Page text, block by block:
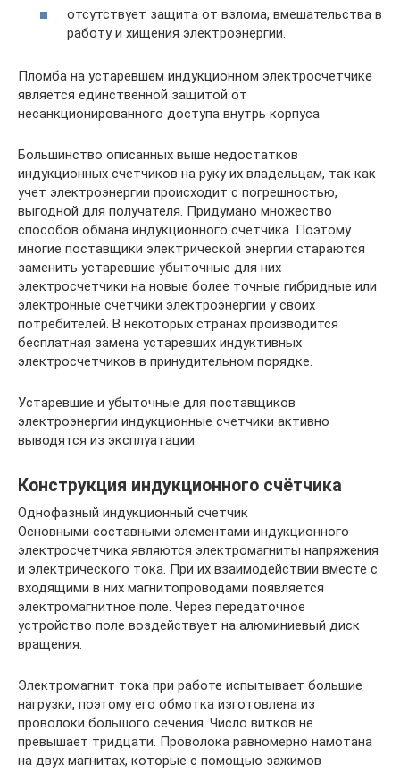
отсутствует защита от взлома, вмешательства в
работу и хищения электроэнергии.
Пломба на устаревшем индукционном электросчетчике
является единственной защитой от
несанкционированного доступа внутрь корпуса
Большинство описанных выше недостатков
индукционных счетчиков на руку их владельцам, так как
учет электроэнергии происходит с погрешностью,
выгодной для получателя. Придумано множество
способов обмана индукционного счетчика. Поэтому
многие поставщики электрической энергии стараются
заменить устаревшие убыточные для них
электросчетчики на новые более точные гибридные или
электронные счетчики электроэнергии у своих
потребителей. В некоторых странах производится
бесплатная замена устаревших индуктивных
электросчетчиков в принудительном порядке.
Устаревшие и убыточные для поставщиков
электроэнергии индукционные счетчики активно
выводятся из эксплуатации
Конструкция индукционного счётчика
Однофазный индукционный счетчик
Основными составными элементами индукционного
электросчетчика являются электромагниты напряжения
и электрического тока. При их взаимодействии вместе с
входящими в них магнитопроводами появляется
электромагнитное поле. Через передаточное
устройство поле воздействует на алюминиевый диск
вращения.
Электромагнит тока при работе испытывает большие
нагрузки, поэтому его обмотка изготовлена из
проволоки большого сечения. Число витков не
превышает тридцати. Проволока равномерно намотана
на двух магнитах, которые с помощью зажимов